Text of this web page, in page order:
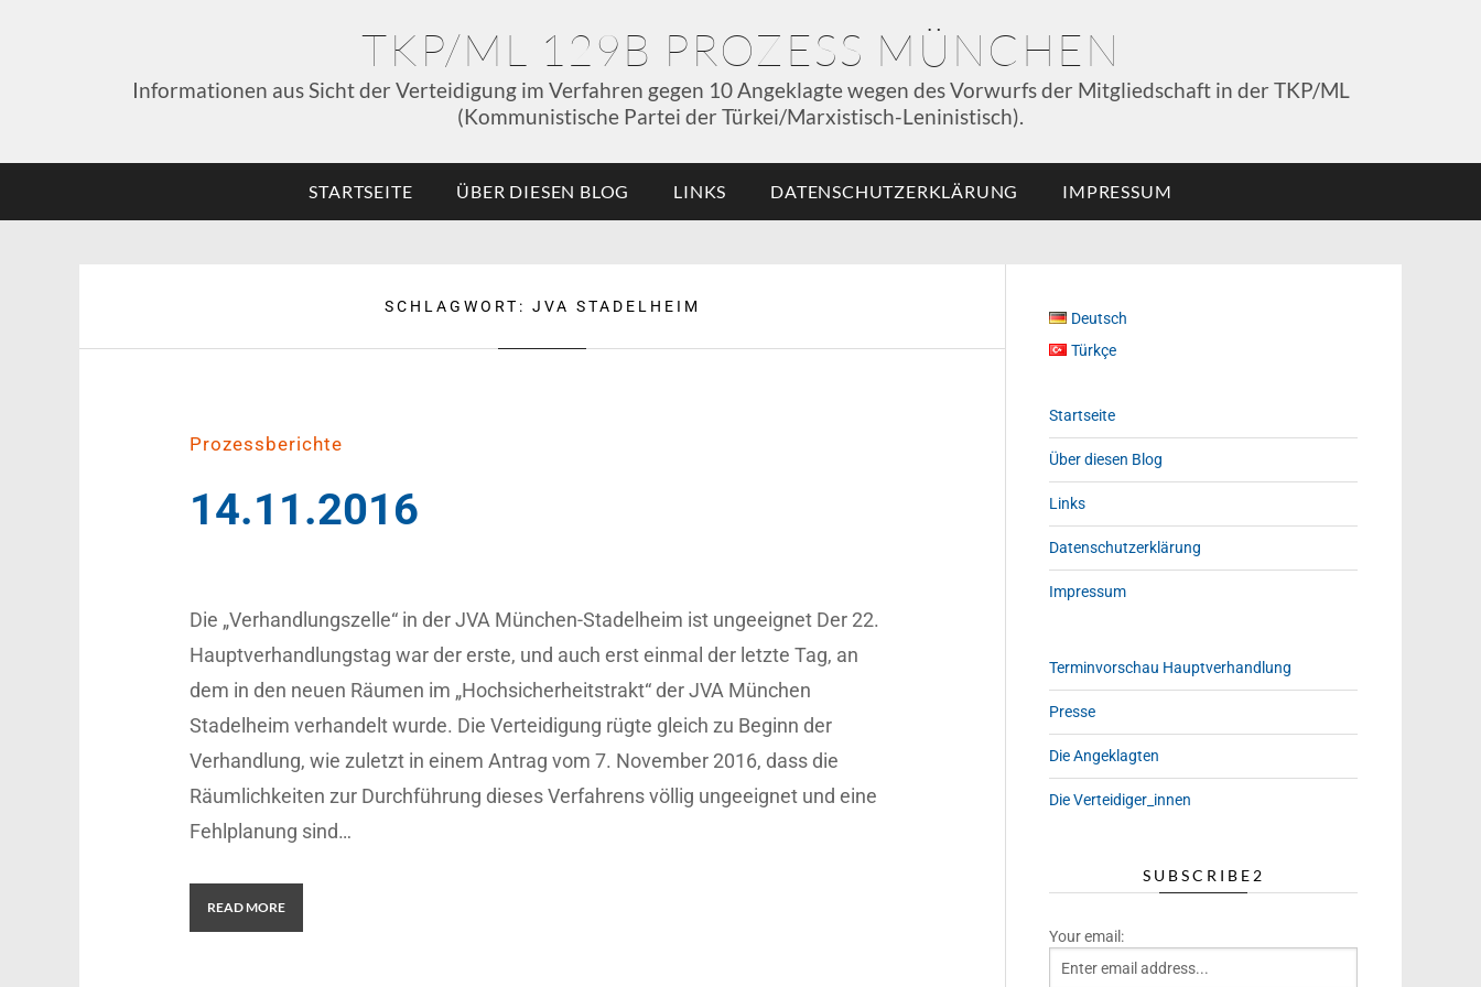
TKP/ML 129B PROZESS MÜNCHEN
Informationen aus Sicht der Verteidigung im Verfahren gegen 10 Angeklagte wegen des Vorwurfs der Mitgliedschaft in der TKP/ML
(Kommunistische Partei der Türkei/Marxistisch-Leninistisch).
STARTSEITE ÜBER DIESEN BLOG LINKS DATENSCHUTZERKLÄRUNG IMPRESSUM
SCHLAGWORT: JVA STADELHEIM
Prozessberichte
14.11.2016
Die „Verhandlungszelle“ in der JVA München-Stadelheim ist ungeeignet Der 22.
Hauptverhandlungstag war der erste, und auch erst einmal der letzte Tag, an
dem in den neuen Räumen im „Hochsicherheitstrakt“ der JVA München
Stadelheim verhandelt wurde. Die Verteidigung rügte gleich zu Beginn der
Verhandlung, wie zuletzt in einem Antrag vom 7. November 2016, dass die
Räumlichkeiten zur Durchführung dieses Verfahrens völlig ungeeignet und eine
Fehlplanung sind…
READ MORE
Deutsch
Türkçe
Startseite
Über diesen Blog
Links
Datenschutzerklärung
Impressum
Terminvorschau Hauptverhandlung
Presse
Die Angeklagten
Die Verteidiger_innen
SUBSCRIBE2
Your email: